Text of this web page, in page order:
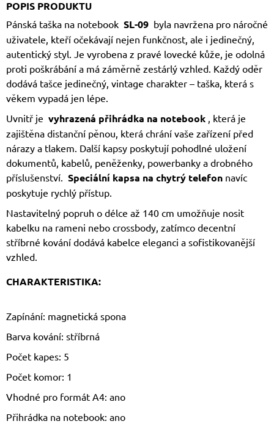
POPIS PRODUKTU
Pánská taška na notebook SL-09 byla navržena pro náročné
uživatele, kteří očekávají nejen funkčnost, ale i jedinečný,
autentický styl. Je vyrobena z pravé lovecké kůže, je odolná
proti poškrábání a má záměrně zestárlý vzhled. Každý oděr
dodává tašce jedinečný, vintage charakter – taška, která s
věkem vypadá jen lépe.
Uvnitř je vyhrazená přihrádka na notebook , která je
zajištěna distanční pěnou, která chrání vaše zařízení před
nárazy a tlakem. Další kapsy poskytují pohodlné uložení
dokumentů, kabelů, peněženky, powerbanky a drobného
příslušenství. Speciální kapsa na chytrý telefon navíc
poskytuje rychlý přístup.
Nastavitelný popruh o délce až 140 cm umožňuje nosit
kabelku na rameni nebo crossbody, zatímco decentní
stříbrné kování dodává kabelce eleganci a sofistikovanější
vzhled.
CHARAKTERISTIKA:
Zapínání: magnetická spona
Barva kování: stříbrná
Počet kapes: 5
Počet komor: 1
Vhodné pro formát A4: ano
Přihrádka na notebook: ano